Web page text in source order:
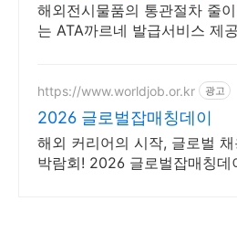
해외전시물품의 통관절차 줄
는 ATA까르네 발급서비스 제공
https://www.worldjob.or.kr 광고
2026 글로벌잡매칭데이
해외 커리어의 시작, 글로벌 채
박람회! 2026 글로벌잡매칭데